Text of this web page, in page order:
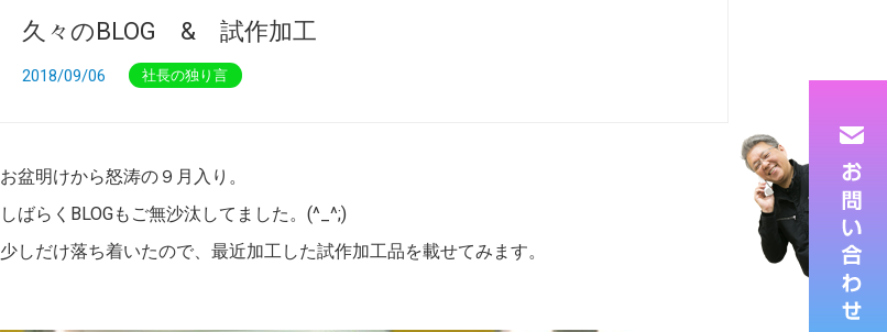
久々のBLOG & 試作加工
2018/09/06 社長の独り言
お盆明けから怒涛の９月入り。
しばらくBLOGもご無沙汰してました。(^_^;)
少しだけ落ち着いたので、最近加工した試作加工品を載せてみます。